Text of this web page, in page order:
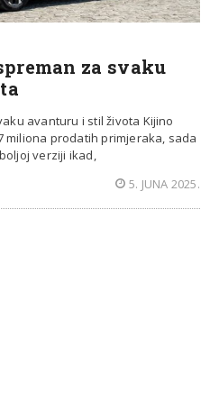
za svaku
avanturu i stil života Kijino
miliona prodatih primjeraka, sada
verziji ikad,
5. JUNA 2025.